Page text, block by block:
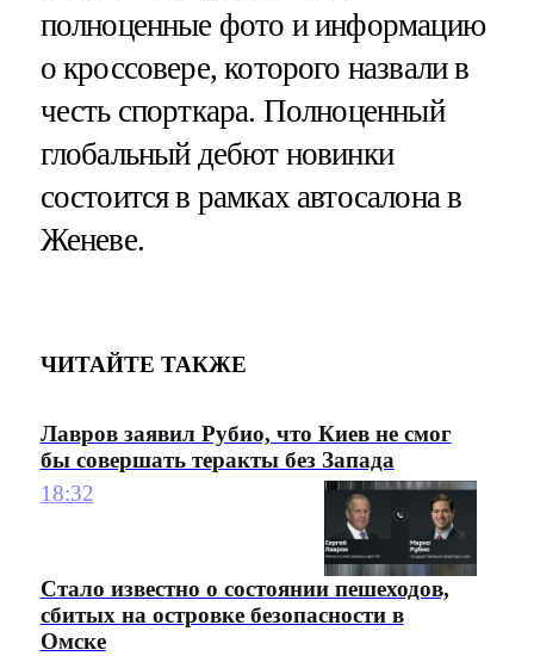
полноценные фото и информацию
о кроссовере, которого назвали в
честь спорткара. Полноценный
глобальный дебют новинки
состоится в рамках автосалона в
Женеве.
ЧИТАЙТЕ ТАКЖЕ
Лавров заявил Рубио, что Киев не смог
бы совершать теракты без Запада
18:32
Стало известно о состоянии пешеходов,
сбитых на островке безопасности в
Омске